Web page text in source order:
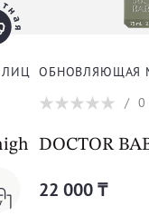
Cleancer 75ml
mask
ОБНОВЛЯЮЩАЯ
/0
DOCTOR
22 000 ₸